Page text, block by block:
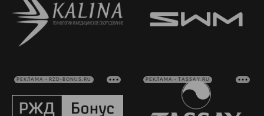
РЕКЛАМА • RZD-BONUS.RU РЕКЛАМА • TASSAY.RU